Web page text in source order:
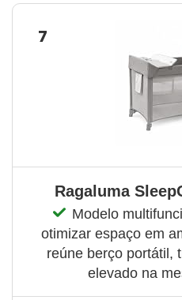
7
Ragaluma
Modelo
otimizar espaço em
reúne berço portátil,
elevado na